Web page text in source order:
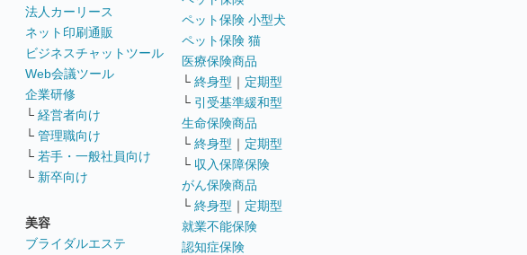
法人カーリース
ネット印刷通販
ビジネスチャットツール
Web会議ツール
企業研修
└ 経営者向け
└ 管理職向け
└ 若手・一般社員向け
└ 新卒向け
美容
ブライダルエステ
ペット保険 小型犬
ペット保険 猫
医療保険商品
└ 終身型 ｜ 定期型
└ 引受基準緩和型
生命保険商品
└ 終身型 ｜ 定期型
└ 収入保障保険
がん保険商品
└ 終身型 ｜ 定期型
就業不能保険
認知症保険